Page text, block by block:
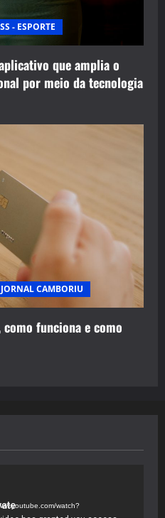
- ESPORTE
que amplia o
por meio da tecnologia
JORNAL CAMBORIU
funciona e como
watch?